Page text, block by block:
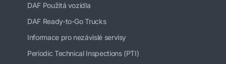
DAF Použitá vozidla
DAF Ready-to-Go Trucks
Informace pro nezávislé servisy
Periodic Technical Inspections (PTI)